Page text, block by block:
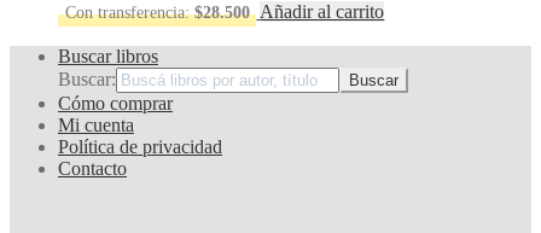
Con transferencia:$28.500 Añadir al carrito
Buscar libros
Buscar:
Cómo comprar
Mi cuenta
Política de privacidad
Contacto